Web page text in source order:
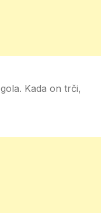
Kada on trči,